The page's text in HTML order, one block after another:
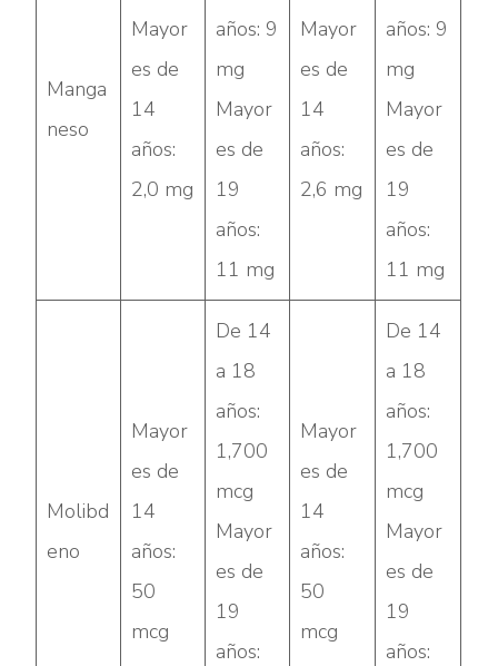
Manga
neso
Mayor
es de
14
años:
2,0 mg
años: 9
mg
Mayor
es de
19
años:
11 mg
Mayor
es de
14
años:
2,6 mg
años: 9
mg
Mayor
es de
19
años:
11 mg
Molibd
eno
Mayor
es de
14
años:
50
mcg
De 14
a 18
años:
1,700
mcg
Mayor
es de
19
años:
Mayor
es de
14
años:
50
mcg
De 14
a 18
años:
1,700
mcg
Mayor
es de
19
años: